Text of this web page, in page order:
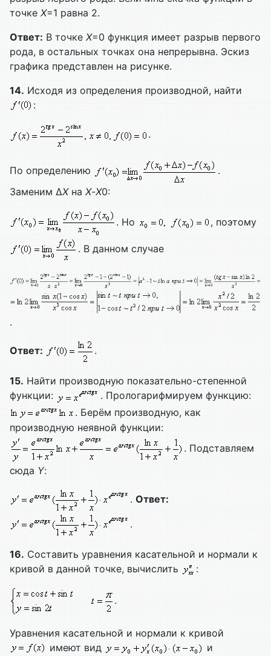
точке X=1 равна 2.
Ответ: В точке X=0 функция имеет разрыв первого
рода, в остальных точках она непрерывна. Эскиз
графика представлен на рисунке.
14. Исходя из определения производной, найти
:
.
По определению
.
Заменим ΔXна X-X0:
. Но , поэтому
. В данном случае
.
Ответ: .
15. Найти производную показательно-степенной
функции:
. Прологарифмируем функцию:
. Берём производную, как
производную неявной функции:
. Подставляем
сюда Y:
. Ответ:
.
16. Составить уравнения касательной и нормали к
кривой в данной точке, вычислить
:
.
Уравнения касательной и нормали к кривой
имеют вид
и